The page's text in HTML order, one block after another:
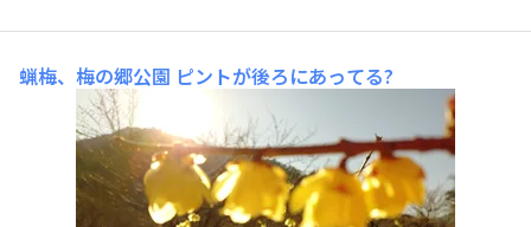
蝋梅、梅の郷公園 ピントが後ろにあってる?